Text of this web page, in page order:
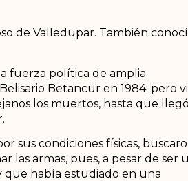
de Valledupar. También
fuerza política de amplia
Betancur en 1984; pero
los muertos, hasta que llegó
sus condiciones físicas,
las armas, pues, a pesar de ser
había estudiado en una